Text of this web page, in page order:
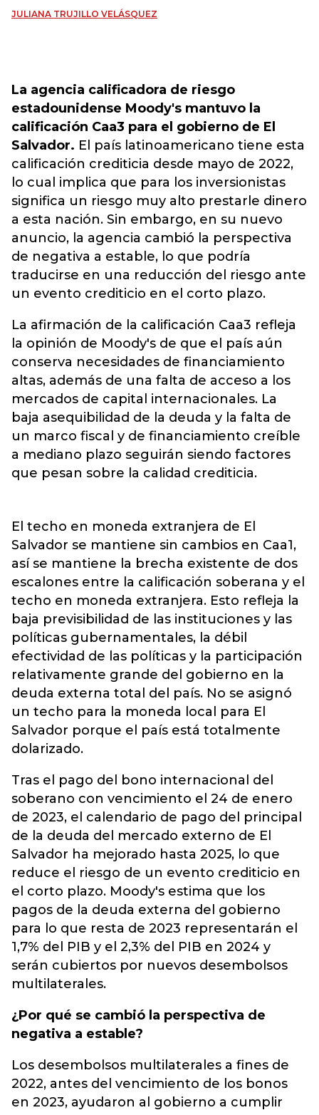
JULIANA TRUJILLO VELÁSQUEZ
La agencia calificadora de riesgo
estadounidense Moody's mantuvo la
calificación Caa3 para el gobierno de El
Salvador. El país latinoamericano tiene esta
calificación crediticia desde mayo de 2022,
lo cual implica que para los inversionistas
significa un riesgo muy alto prestarle dinero
a esta nación. Sin embargo, en su nuevo
anuncio, la agencia cambió la perspectiva
de negativa a estable, lo que podría
traducirse en una reducción del riesgo ante
un evento crediticio en el corto plazo.
La afirmación de la calificación Caa3 refleja
la opinión de Moody's de que el país aún
conserva necesidades de financiamiento
altas, además de una falta de acceso a los
mercados de capital internacionales. La
baja asequibilidad de la deuda y la falta de
un marco fiscal y de financiamiento creíble
a mediano plazo seguirán siendo factores
que pesan sobre la calidad crediticia.
El techo en moneda extranjera de El
Salvador se mantiene sin cambios en Caa1,
así se mantiene la brecha existente de dos
escalones entre la calificación soberana y el
techo en moneda extranjera. Esto refleja la
baja previsibilidad de las instituciones y las
políticas gubernamentales, la débil
efectividad de las políticas y la participación
relativamente grande del gobierno en la
deuda externa total del país. No se asignó
un techo para la moneda local para El
Salvador porque el país está totalmente
dolarizado.
Tras el pago del bono internacional del
soberano con vencimiento el 24 de enero
de 2023, el calendario de pago del principal
de la deuda del mercado externo de El
Salvador ha mejorado hasta 2025, lo que
reduce el riesgo de un evento crediticio en
el corto plazo. Moody's estima que los
pagos de la deuda externa del gobierno
para lo que resta de 2023 representarán el
1,7% del PIB y el 2,3% del PIB en 2024 y
serán cubiertos por nuevos desembolsos
multilaterales.
¿Por qué se cambió la perspectiva de
negativa a estable?
Los desembolsos multilaterales a fines de
2022, antes del vencimiento de los bonos
en 2023, ayudaron al gobierno a cumplir